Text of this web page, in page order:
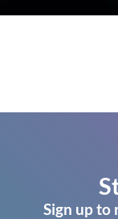
Sign up to